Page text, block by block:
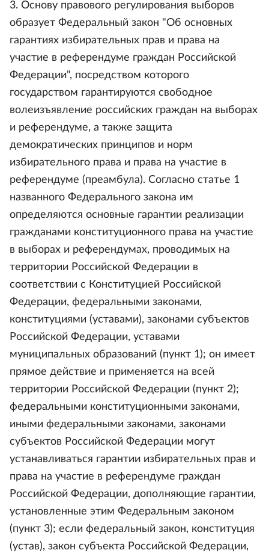
3. Основу правового регулирования выборов
образует Федеральный закон "Об основных
гарантиях избирательных прав и права на
участие в референдуме граждан Российской
Федерации", посредством которого
государством гарантируются свободное
волеизъявление российских граждан на выборах
и референдуме, а также защита
демократических принципов и норм
избирательного права и права на участие в
референдуме (преамбула). Согласно статье 1
названного Федерального закона им
определяются основные гарантии реализации
гражданами конституционного права на участие
в выборах и референдумах, проводимых на
территории Российской Федерации в
соответствии с Конституцией Российской
Федерации, федеральными законами,
конституциями (уставами), законами субъектов
Российской Федерации, уставами
муниципальных образований (пункт 1); он имеет
прямое действие и применяется на всей
территории Российской Федерации (пункт 2);
федеральными конституционными законами,
иными федеральными законами, законами
субъектов Российской Федерации могут
устанавливаться гарантии избирательных прав и
права на участие в референдуме граждан
Российской Федерации, дополняющие гарантии,
установленные этим Федеральным законом
(пункт 3); если федеральный закон, конституция
(устав), закон субъекта Российской Федерации,